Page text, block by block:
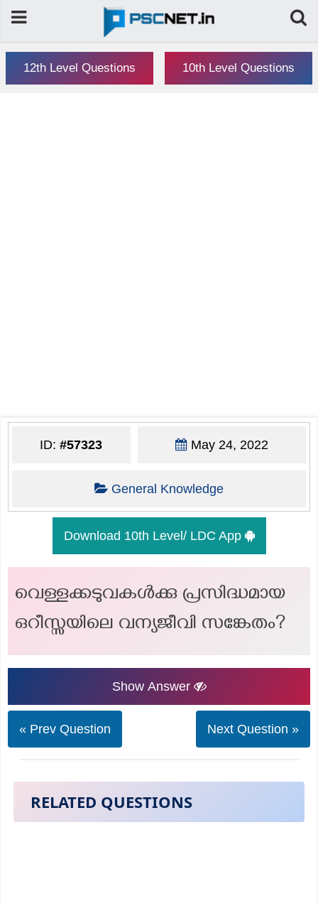
12th Level Questions 10th Level Questions
ID:#57323 May 24, 2022
General Knowledge
Download 10th Level/ LDC App
വെള്ളക്കടുവകൾക്കു പ്രസിദ്ധമായ
ഒറീസ്സയിലെ വന്യജീവി സങ്കേതം?
Show Answer
« Prev Question Next Question »
RELATED QUESTIONS